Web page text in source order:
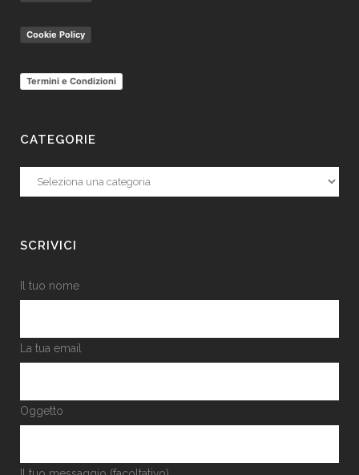
Cookie Policy
Termini e Condizioni
CATEGORIE
Categorie
SCRIVICI
Il tuo nome
La tua email
Oggetto